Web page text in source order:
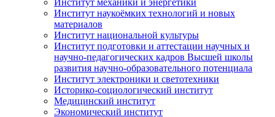
Институт наукоёмких технологий и новых
материалов
Институт национальной культуры
Институт подготовки и аттестации научных и
научно-педагогических кадров Высшей школы
развития научно-образовательного потенциала
Институт электроники и светотехники
Историко-социологический институт
Медицинский институт
Экономический институт